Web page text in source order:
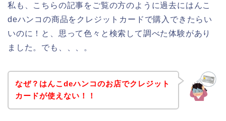
私も、こちらの記事をご覧の方のように過去にはんこ
deハンコの商品をクレジットカードで購入できたらい
いのに！と、思って色々と検索して調べた体験があり
ました。でも、、、。
なぜ？はんこdeハンコのお店でクレジット
カードが使えない！！